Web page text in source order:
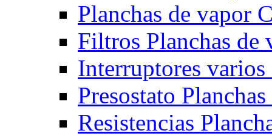
Planchas de vapor
Filtros Planchas de
Interruptores varios
Presostato
Resistencias